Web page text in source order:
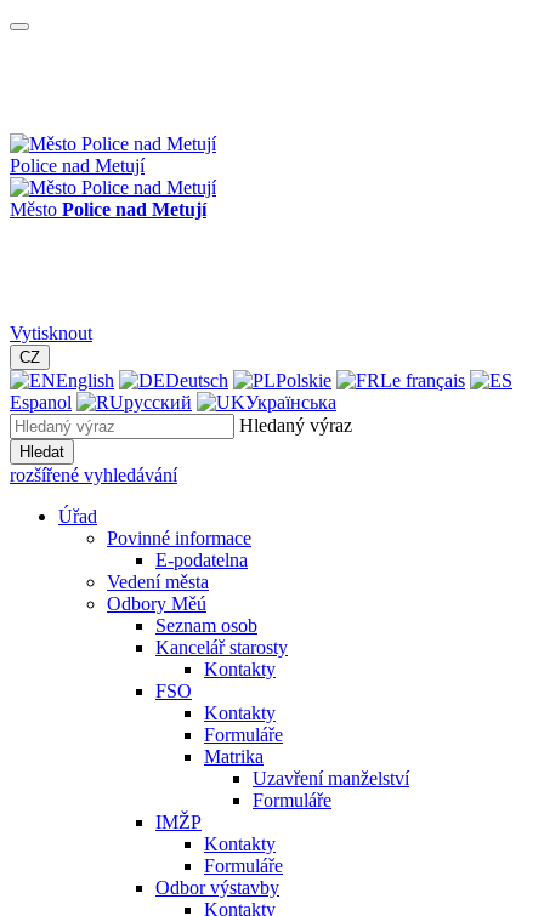
Police nad Metují
Město Police nad Metují
Vytisknout
CZ
English Deutsch Polskie
Le français
Espanol
русский
Українська
Hledaný výraz
Hledat
rozšířené vyhledávání
Úřad
Povinné informace
E-podatelna
Vedení města
Odbory Měú
Seznam osob
Kancelář starosty
Kontakty
FSO
Kontakty
Formuláře
Matrika
Uzavření manželství
Formuláře
IMŽP
Kontakty
Formuláře
Odbor výstavby
Kontakty